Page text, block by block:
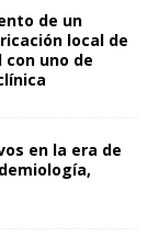
de un
local de
uno de
en la era de